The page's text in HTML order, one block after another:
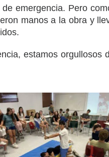
emergencia. Pero
manos a la obra y
estamos orgullosos